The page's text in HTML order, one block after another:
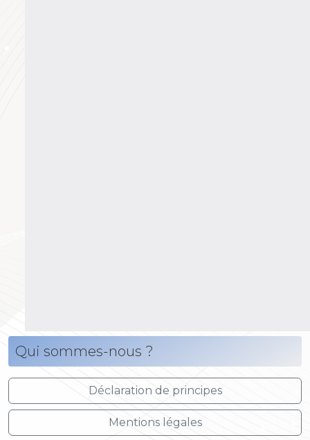
Qui sommes-nous ?
Déclaration de principes
Mentions légales